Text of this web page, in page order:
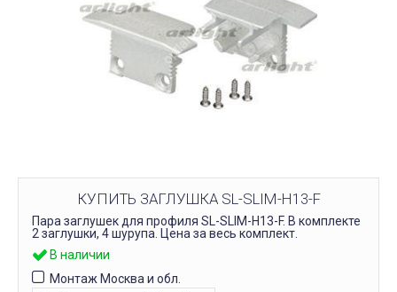
КУПИТЬ ЗАГЛУШКА SL-SLIM-H13-F
Пара заглушек для профиля SL-SLIM-H13-F. В комплекте
2 заглушки, 4 шурупа. Цена за весь комплект.
В наличии
Монтаж Москва и обл.